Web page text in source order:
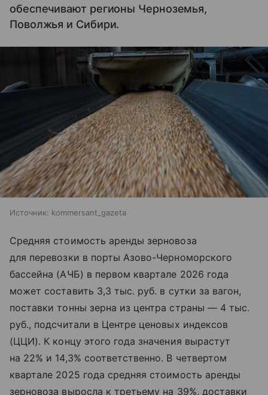
обеспечивают регионы Черноземья,
Поволжья и Сибири.
Источник: kommersant_gazeta
Средняя стоимость аренды зерновоза
для перевозки в порты Азово-Черноморского
бассейна (АЧБ) в первом квартале 2026 года
может составить 3,3 тыс. руб. в сутки за вагон,
поставки тонны зерна из центра страны — 4 тыс.
руб., подсчитали в Центре ценовых индексов
(ЦЦИ). К концу этого года значения вырастут
на 22% и 14,3% соответственно. В четвертом
квартале 2025 года средняя стоимость аренды
зерновоза выросла к третьему на 39%, доставки